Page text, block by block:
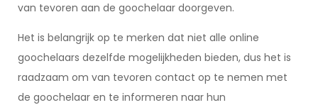
van tevoren aan de goochelaar doorgeven.
Het is belangrijk op te merken dat niet alle online
goochelaars dezelfde mogelijkheden bieden, dus het is
raadzaam om van tevoren contact op te nemen met
de goochelaar en te informeren naar hun